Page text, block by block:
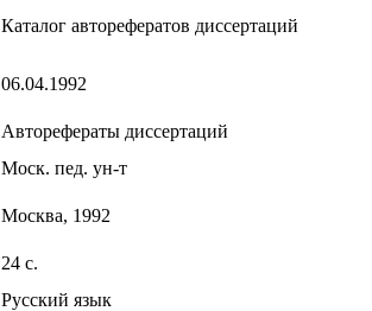
Каталог авторефератов диссертаций
06.04.1992
Авторефераты диссертаций
Моск. пед. ун-т
Москва, 1992
24 с.
Русский язык